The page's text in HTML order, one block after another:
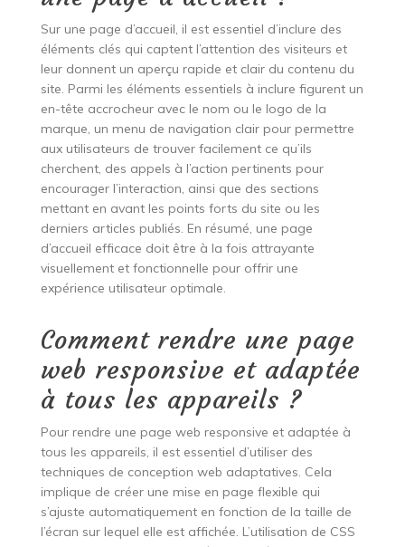
Sur une page d’accueil, il est essentiel d’inclure des
éléments clés qui captent l’attention des visiteurs et
leur donnent un aperçu rapide et clair du contenu du
site. Parmi les éléments essentiels à inclure figurent un
en-tête accrocheur avec le nom ou le logo de la
marque, un menu de navigation clair pour permettre
aux utilisateurs de trouver facilement ce qu’ils
cherchent, des appels à l’action pertinents pour
encourager l’interaction, ainsi que des sections
mettant en avant les points forts du site ou les
derniers articles publiés. En résumé, une page
d’accueil efficace doit être à la fois attrayante
visuellement et fonctionnelle pour offrir une
expérience utilisateur optimale.
Comment rendre une page
web responsive et adaptée
à tous les appareils ?
Pour rendre une page web responsive et adaptée à
tous les appareils, il est essentiel d’utiliser des
techniques de conception web adaptatives. Cela
implique de créer une mise en page flexible qui
s’ajuste automatiquement en fonction de la taille de
l’écran sur lequel elle est affichée. L’utilisation de CSS